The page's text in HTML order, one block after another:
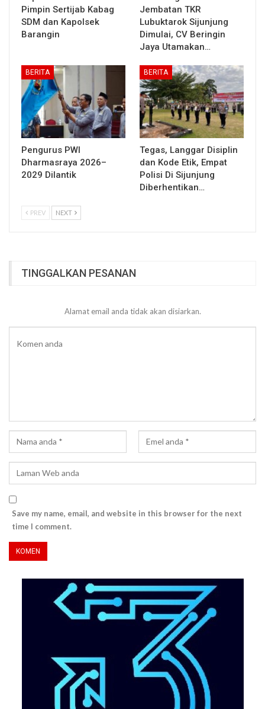
Pimpin Sertijab Kabag
SDM dan Kapolsek
Barangin
Jembatan TKR
Lubuktarok Sijunjung
Dimulai, CV Beringin
Jaya Utamakan…
BERITA
Pengurus PWI
Dharmasraya 2026–
2029 Dilantik
BERITA
Tegas, Langgar Disiplin
dan Kode Etik, Empat
Polisi Di Sijunjung
Diberhentikan…
PREV NEXT
TINGGALKAN PESANAN
Alamat email anda tidak akan disiarkan.
Save my name, email, and website in this browser for the next
time I comment.